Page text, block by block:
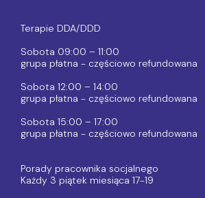
Terapie DDA/DDD
Sobota 09:00 – 11:00
grupa płatna - częściowo refundowana
Sobota 12:00 – 14:00
grupa płatna - częściowo refundowana
Sobota 15:00 – 17:00
grupa płatna - częściowo refundowana
Porady pracownika socjalnego
Każdy 3 piątek miesiąca 17-19